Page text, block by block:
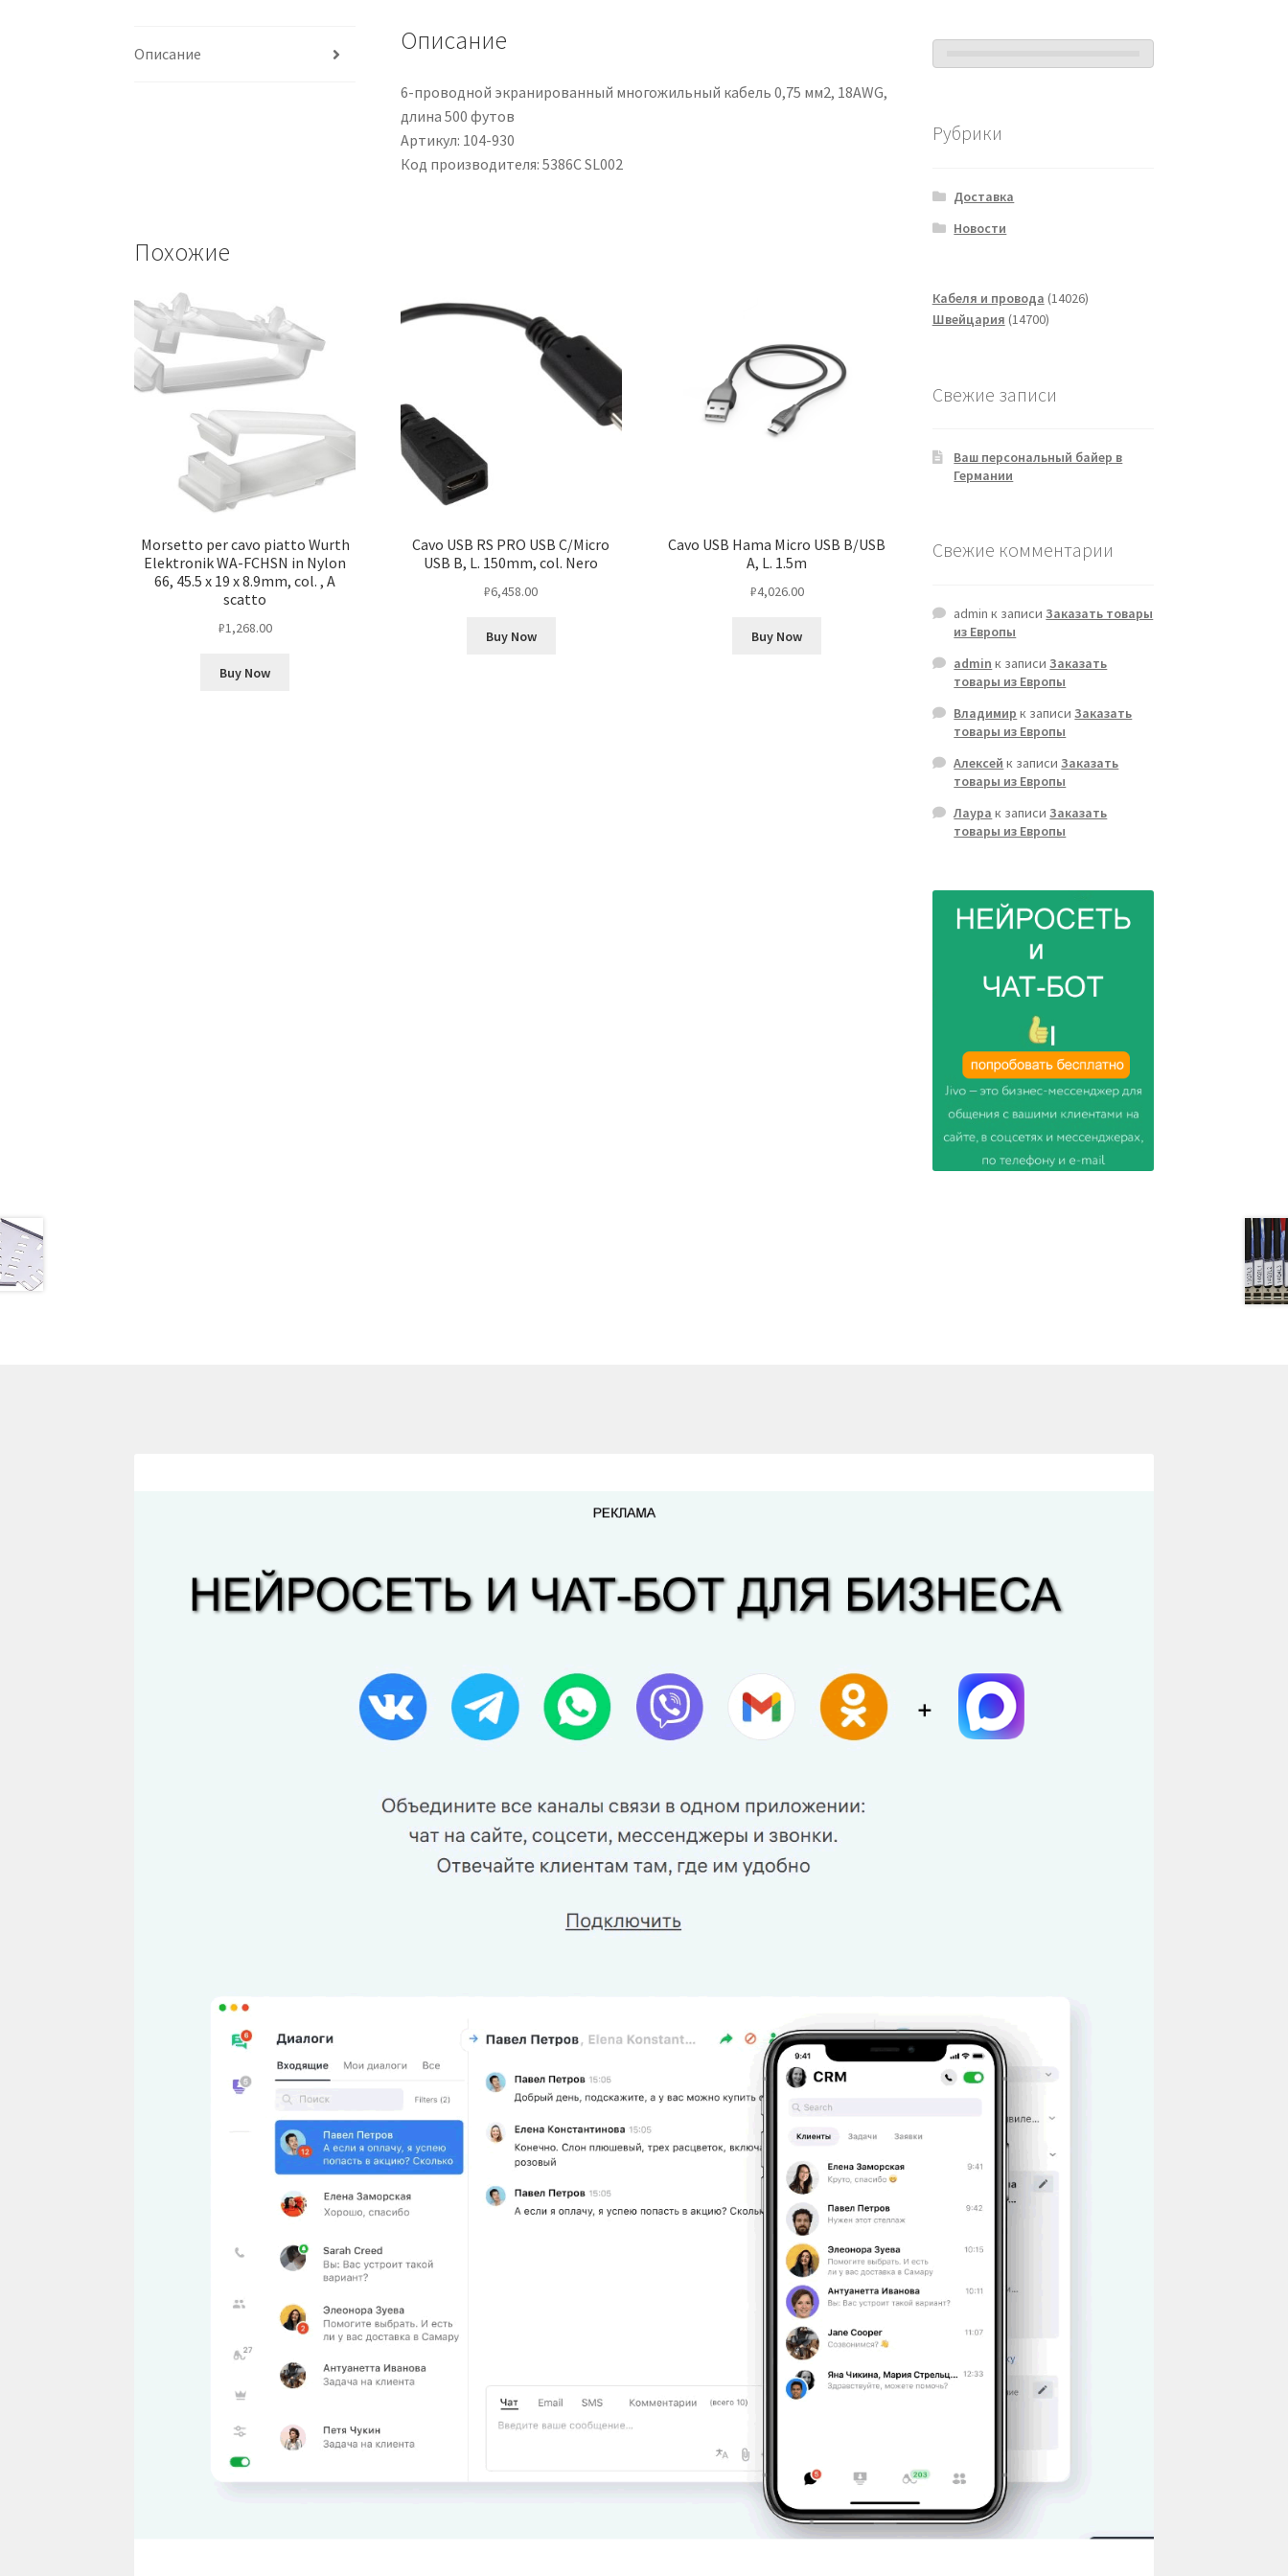
18
L.
500ft
Описание Описание
6-проводной экранированный многожильный кабель 0,75 мм2, 18AWG,
длина 500 футов
Артикул: 104-930
Код производителя: 5386C SL002
Похожие
Morsetto per cavo piatto Wurth
Elektronik WA-FCHSN in Nylon
66, 45.5 x 19 x 8.9mm, col. , A
scatto
₽1,268.00
Buy Now
Cavo USB RS PRO USB C/Micro
USB B, L. 150mm, col. Nero
₽6,458.00
Buy Now
Cavo USB Hama Micro USB B/USB
A, L. 1.5m
₽4,026.00
Buy Now
Рубрики
Доставка
Новости
Кабеля и провода 1402614026
Швейцария 1470014700
Свежие записи
Ваш персональный байер в
Германии
Свежие комментарии
admin к записиЗаказать товары
из Европы
admin к записиЗаказать
товары из Европы
Владимир к записиЗаказать
товары из Европы
Алексей к записиЗаказать
товары из Европы
Лаура к записиЗаказать
товары из Европы